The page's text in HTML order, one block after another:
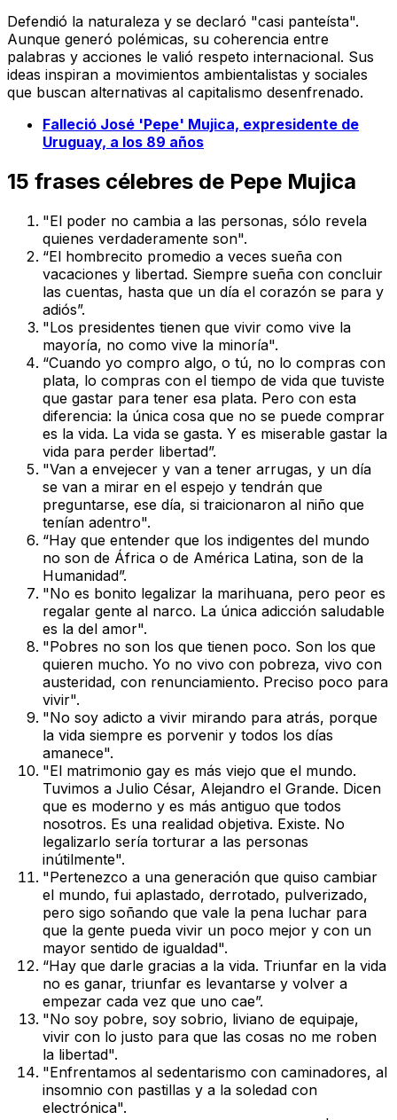
Defendió la naturaleza y se declaró "casi panteísta".
Aunque generó polémicas, su coherencia entre
palabras y acciones le valió respeto internacional. Sus
ideas inspiran a movimientos ambientalistas y sociales
que buscan alternativas al capitalismo desenfrenado.
Falleció José 'Pepe' Mujica, expresidente de
Uruguay, a los 89 años
15 frases célebres de Pepe Mujica
"El poder no cambia a las personas, sólo revela
quienes verdaderamente son".
“El hombrecito promedio a veces sueña con
vacaciones y libertad. Siempre sueña con concluir
las cuentas, hasta que un día el corazón se para y
adiós”.
"Los presidentes tienen que vivir como vive la
mayoría, no como vive la minoría".
“Cuando yo compro algo, o tú, no lo compras con
plata, lo compras con el tiempo de vida que tuviste
que gastar para tener esa plata. Pero con esta
diferencia: la única cosa que no se puede comprar
es la vida. La vida se gasta. Y es miserable gastar la
vida para perder libertad”.
"Van a envejecer y van a tener arrugas, y un día
se van a mirar en el espejo y tendrán que
preguntarse, ese día, si traicionaron al niño que
tenían adentro".
“Hay que entender que los indigentes del mundo
no son de África o de América Latina, son de la
Humanidad”.
"No es bonito legalizar la marihuana, pero peor es
regalar gente al narco. La única adicción saludable
es la del amor".
"Pobres no son los que tienen poco. Son los que
quieren mucho. Yo no vivo con pobreza, vivo con
austeridad, con renunciamiento. Preciso poco para
vivir".
"No soy adicto a vivir mirando para atrás, porque
la vida siempre es porvenir y todos los días
amanece".
"El matrimonio gay es más viejo que el mundo.
Tuvimos a Julio César, Alejandro el Grande. Dicen
que es moderno y es más antiguo que todos
nosotros. Es una realidad objetiva. Existe. No
legalizarlo sería torturar a las personas
inútilmente".
"Pertenezco a una generación que quiso cambiar
el mundo, fui aplastado, derrotado, pulverizado,
pero sigo soñando que vale la pena luchar para
que la gente pueda vivir un poco mejor y con un
mayor sentido de igualdad".
“Hay que darle gracias a la vida. Triunfar en la vida
no es ganar, triunfar es levantarse y volver a
empezar cada vez que uno cae”.
"No soy pobre, soy sobrio, liviano de equipaje,
vivir con lo justo para que las cosas no me roben
la libertad".
"Enfrentamos al sedentarismo con caminadores, al
insomnio con pastillas y a la soledad con
electrónica".